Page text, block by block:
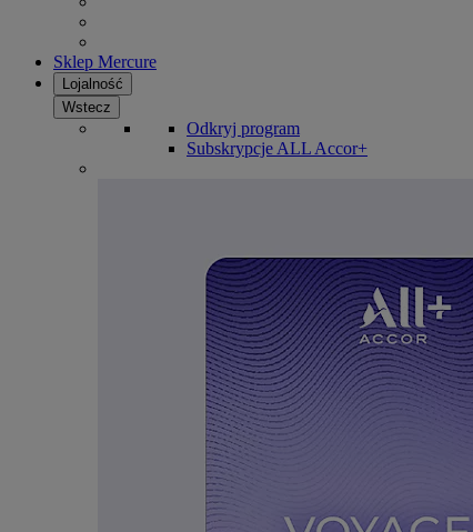
Sklep Mercure
Lojalność
Wstecz
Odkryj program
Subskrypcje ALL Accor+